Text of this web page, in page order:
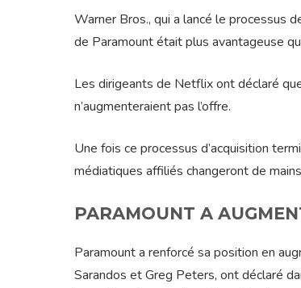
Warner Bros., qui a lancé le processus
de Paramount était plus avantageuse
Les dirigeants de Netflix ont déclaré
n’augmenteraient pas l’offre.
Une fois ce processus d’acquisition
médiatiques affiliés changeront de
PARAMOUNT A
Paramount a renforcé sa position en
Sarandos et Greg Peters, ont déclaré